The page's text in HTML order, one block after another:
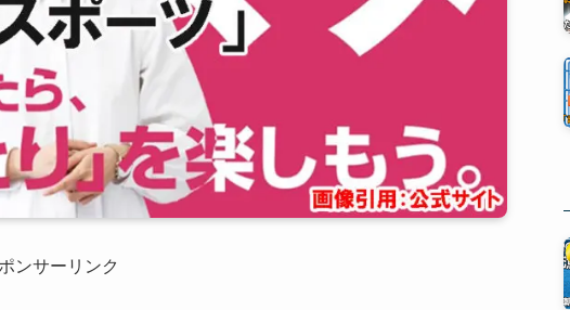
ンサーリンク